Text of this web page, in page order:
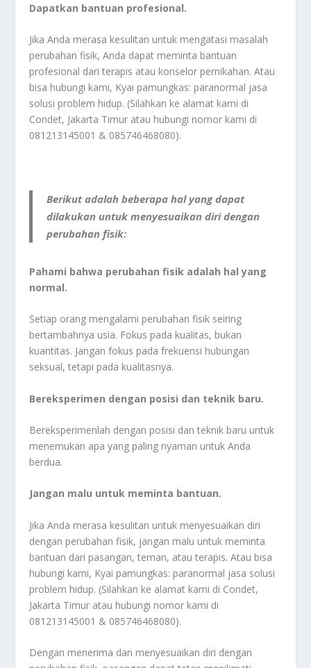
Dapatkan bantuan profesional.
Jika Anda merasa kesulitan untuk mengatasi masalah
perubahan fisik, Anda dapat meminta bantuan
profesional dari terapis atau konselor pernikahan. Atau
bisa hubungi kami, Kyai pamungkas: paranormal jasa
solusi problem hidup. (Silahkan ke alamat kami di
Condet, Jakarta Timur atau hubungi nomor kami di
081213145001 & 085746468080).
Berikut adalah beberapa hal yang dapat
dilakukan untuk menyesuaikan diri dengan
perubahan fisik:
Pahami bahwa perubahan fisik adalah hal yang
normal.
Setiap orang mengalami perubahan fisik seiring
bertambahnya usia. Fokus pada kualitas, bukan
kuantitas. Jangan fokus pada frekuensi hubungan
seksual, tetapi pada kualitasnya.
Bereksperimen dengan posisi dan teknik baru.
Bereksperimenlah dengan posisi dan teknik baru untuk
menemukan apa yang paling nyaman untuk Anda
berdua.
Jangan malu untuk meminta bantuan.
Jika Anda merasa kesulitan untuk menyesuaikan diri
dengan perubahan fisik, jangan malu untuk meminta
bantuan dari pasangan, teman, atau terapis. Atau bisa
hubungi kami, Kyai pamungkas: paranormal jasa solusi
problem hidup. (Silahkan ke alamat kami di Condet,
Jakarta Timur atau hubungi nomor kami di
081213145001 & 085746468080).
Dengan menerima dan menyesuaikan diri dengan